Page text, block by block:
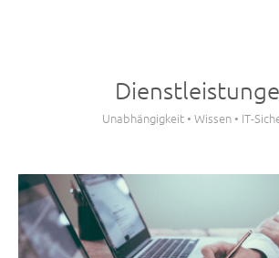
Unabhängigkeit • Wissen • IT-